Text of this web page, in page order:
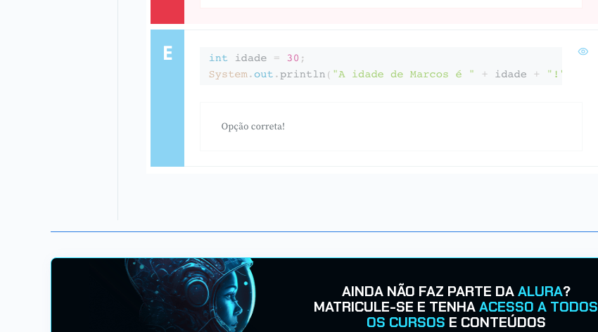
AINDA NÃO FAZ PARTE DAALURA?
MATRICULE-SE E TENHAACESSO A TODOS
OS CURSOS E CONTEÚDOS